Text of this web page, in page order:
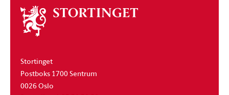
Om
stortinget
Stortinget
Postboks 1700 Sentrum
0026 Oslo